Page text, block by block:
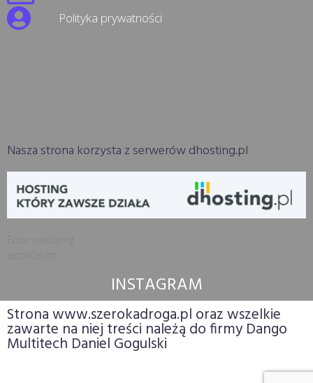
Polityka prywatności
Nasza strona korzysta z serwerów dhosting.pl
INSTAGRAM
Strona www.szerokadroga.pl oraz wszelkie
zawarte na niej treści należą do firmy Dango
Multitech Daniel Gogulski